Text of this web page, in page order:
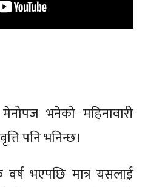
भनेको महिनावारी
पनि भनिन्छ।
वर्ष भएपछि मात्र यसलाई